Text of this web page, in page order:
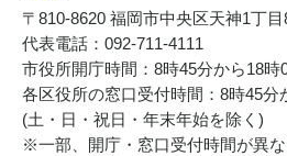
〒810-8620 福岡市中央区天神1丁
代表電話：092-711-4111
市役所開庁時間：8時45分から18時
各区役所の窓口受付時間：8時45分
(土・日・祝日・年末年始を除く)
※一部、開庁・窓口受付時間が異